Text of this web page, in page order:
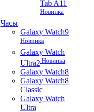
Tab A11
Новинка
Часы
Galaxy Watch9
Новинка
Galaxy Watch
Ultra2 Новинка
Galaxy Watch8
Galaxy Watch8
Classic
Galaxy Watch
Ultra